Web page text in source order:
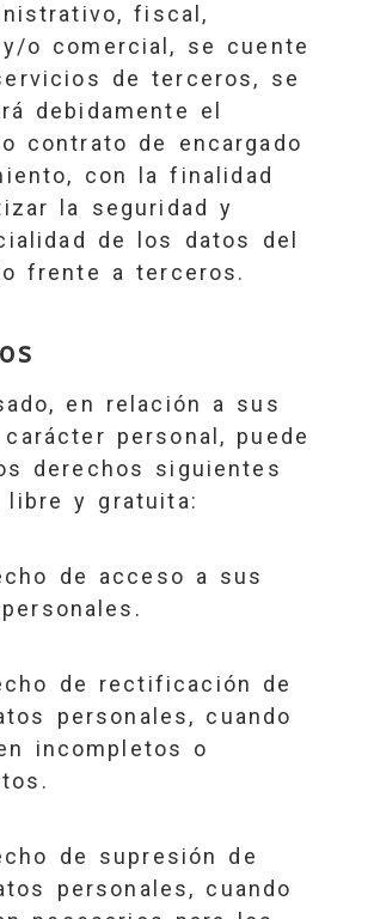
fiscal,
o comercial, se cuente
de terceros, se
debidamente el
contrato de encargado
con la finalidad
la seguridad y
de los datos del
frente a terceros.
en relación a sus
personal, puede
derechos siguientes
libre y gratuita:
de acceso a sus
de rectificación de
personales, cuando
incompletos o
de supresión de
personales, cuando